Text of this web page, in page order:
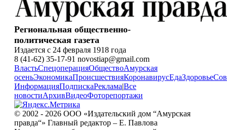
Региональная общественно-
политическая газета
Издается с 24 февраля 1918 года
8 (41-62) 35-17-91 novostiap@gmail.com
ВластьСпецоперацияОбществоАмурская
осеньЭкономикаПроисшествияКоронавирусЕдаЗдоровье
ИнформацияПодпискаРеклама|Все
новостиАрхивВидеоФоторепортажи
© 2002 - 2026 ООО «Издательский дом “Амурская
правда“» Главный редактор – Е. Павлова